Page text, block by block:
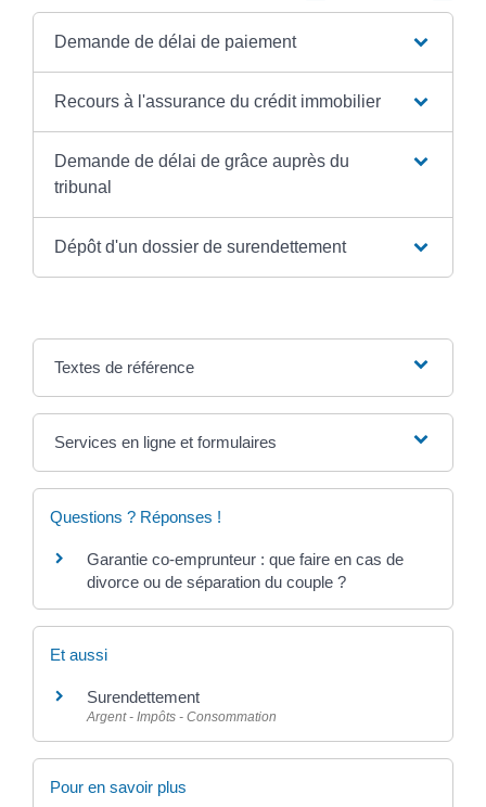
Demande de délai de paiement
Recours à l'assurance du crédit immobilier
Demande de délai de grâce auprès du
tribunal
Dépôt d'un dossier de surendettement
Textes de référence
Services en ligne et formulaires
Questions ? Réponses !
Garantie co-emprunteur : que faire en cas de
divorce ou de séparation du couple ?
Et aussi
Surendettement
Argent - Impôts - Consommation
Pour en savoir plus